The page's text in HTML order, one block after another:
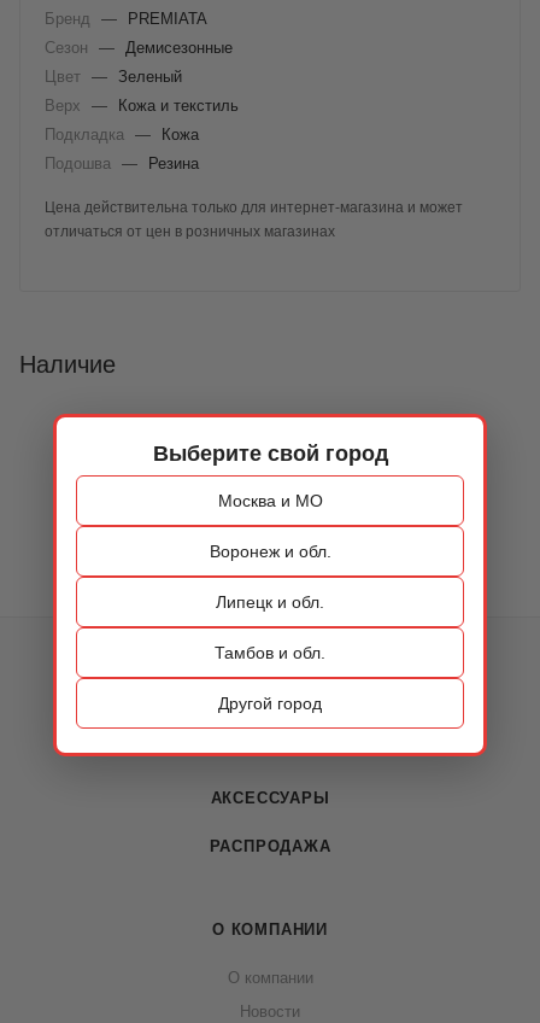
Выберите свой город
Москва и МО
Воронеж и обл.
Липецк и обл.
Тамбов и обл.
Другой город
Бренд
—
PREMIATA
Сезон
—
Демисезонные
Цвет — Зеленый
Верх
—
Кожа и текстиль
Подкладка
—
Кожа
Подошва
— Резина
Цена действительна только для интернет-магазина и может
отличаться от цен в розничных магазинах
Наличие
КАТАЛОГ
ОБУВЬ
СУМКИ
АКСЕССУАРЫ
РАСПРОДАЖА
О КОМПАНИИ
О компании
Новости